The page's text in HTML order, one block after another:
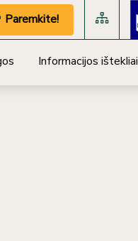
Paremkite!
Informacijos ištekliai